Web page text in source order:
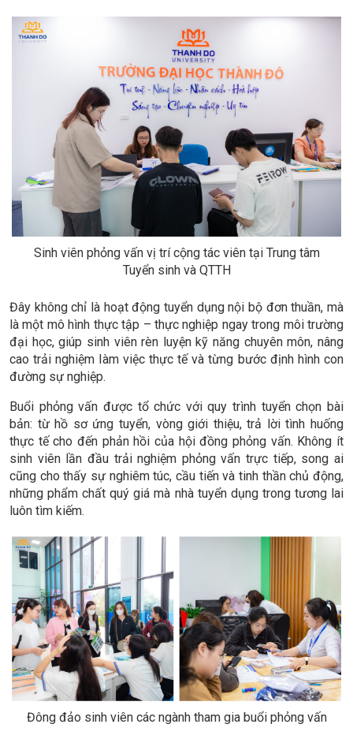
Sinh viên phỏng vấn vị trí cộng tác viên tại Trung tâm
Tuyển sinh và QTTH
Đây không chỉ là hoạt động tuyển dụng nội bộ đơn thuần, mà
là một mô hình thực tập – thực nghiệp ngay trong môi trường
đại học, giúp sinh viên rèn luyện kỹ năng chuyên môn, nâng
cao trải nghiệm làm việc thực tế và từng bước định hình con
đường sự nghiệp.
Buổi phỏng vấn được tổ chức với quy trình tuyển chọn bài
bản: từ hồ sơ ứng tuyển, vòng giới thiệu, trả lời tình huống
thực tế cho đến phản hồi của hội đồng phỏng vấn. Không ít
sinh viên lần đầu trải nghiệm phỏng vấn trực tiếp, song ai
cũng cho thấy sự nghiêm túc, cầu tiến và tinh thần chủ động,
những phẩm chất quý giá mà nhà tuyển dụng trong tương lai
luôn tìm kiếm.
Đông đảo sinh viên các ngành tham gia buổi phỏng vấn